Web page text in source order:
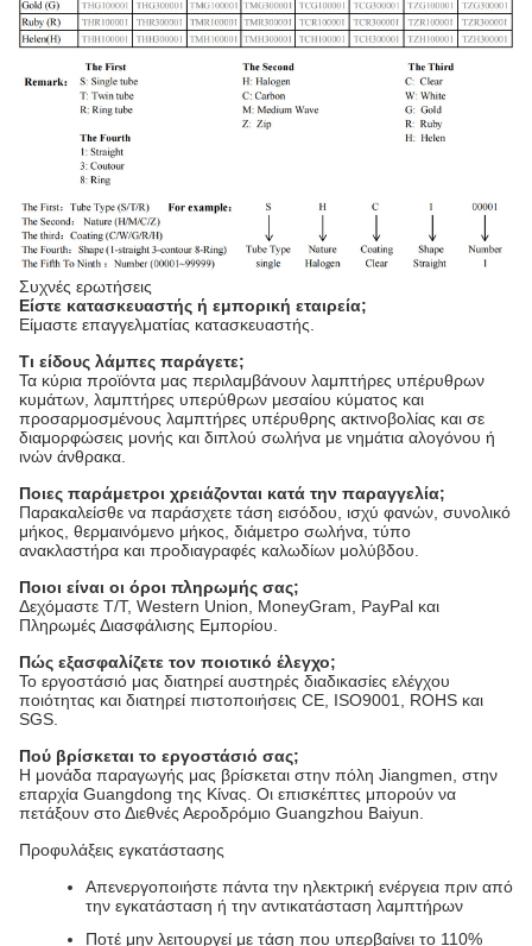
Συχνές ερωτήσεις
Είστε κατασκευαστής ή εμπορική εταιρεία;
Είμαστε επαγγελματίας κατασκευαστής.
Τι είδους λάμπες παράγετε;
Τα κύρια προϊόντα μας περιλαμβάνουν λαμπτήρες υπέρυθρων
κυμάτων, λαμπτήρες υπερύθρων μεσαίου κύματος και
προσαρμοσμένους λαμπτήρες υπέρυθρης ακτινοβολίας και σε
διαμορφώσεις μονής και διπλού σωλήνα με νημάτια αλογόνου ή
ινών άνθρακα.
Ποιες παράμετροι χρειάζονται κατά την παραγγελία;
Παρακαλείσθε να παράσχετε τάση εισόδου, ισχύ φανών, συνολικό
μήκος, θερμαινόμενο μήκος, διάμετρο σωλήνα, τύπο
ανακλαστήρα και προδιαγραφές καλωδίων μολύβδου.
Ποιοι είναι οι όροι πληρωμής σας;
Δεχόμαστε T/T, Western Union, MoneyGram, PayPal και
Πληρωμές Διασφάλισης Εμπορίου.
Πώς εξασφαλίζετε τον ποιοτικό έλεγχο;
Το εργοστάσιό μας διατηρεί αυστηρές διαδικασίες ελέγχου
ποιότητας και διατηρεί πιστοποιήσεις CE, ISO9001, ROHS και
SGS.
Πού βρίσκεται το εργοστάσιό σας;
Η μονάδα παραγωγής μας βρίσκεται στην πόλη Jiangmen, στην
επαρχία Guangdong της Κίνας. Οι επισκέπτες μπορούν να
πετάξουν στο Διεθνές Αεροδρόμιο Guangzhou Baiyun.
Προφυλάξεις εγκατάστασης
Απενεργοποιήστε πάντα την ηλεκτρική ενέργεια πριν από
την εγκατάσταση ή την αντικατάσταση λαμπτήρων
Ποτέ μην λειτουργεί με τάση που υπερβαίνει το 110%